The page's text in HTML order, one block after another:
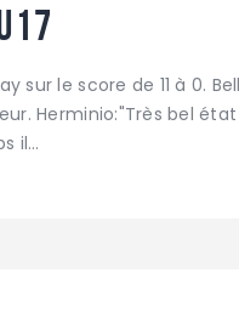
sur le score de 11 à 0.
Herminio:"Très bel
il…